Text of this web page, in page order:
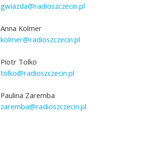
gwiazda@radioszczecin.pl
Anna Kolmer
kolmer@radioszczecin.pl
Piotr Tolko
tolko@radioszczecin.pl
Paulina Zaremba
zaremba@radioszczecin.pl